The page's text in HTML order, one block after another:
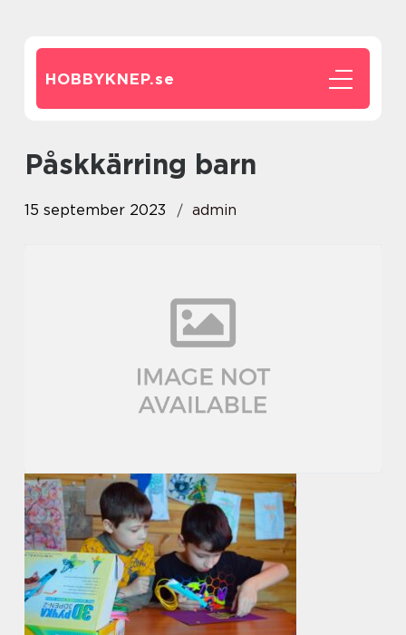
HOBBYKNEP.se
påskkärring barn
15 september 2023 admin